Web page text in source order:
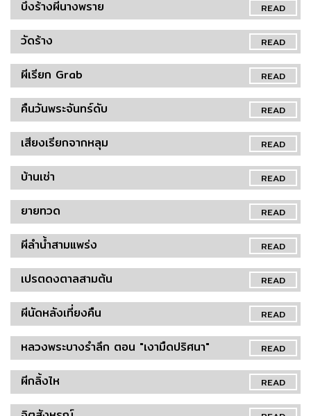
READ
บึงร้างผีนางพราย
READ
วัดร้าง
READ
ผีเรียก Grab
READ
คืนวันพระจันทร์ดับ
READ
เสียงเรียกจากหลุม
READ
บ้านเช่า
READ
ยายทวด
READ
ผีลำน้ำสามแพร่ง
READ
เปรตดงตาลสามต้น
READ
ผีนัดหลังเที่ยงคืน
READ
หลวงพระบางรำลึก ตอน "เงามืดปริศนา"
READ
ผีกลิ้งไห